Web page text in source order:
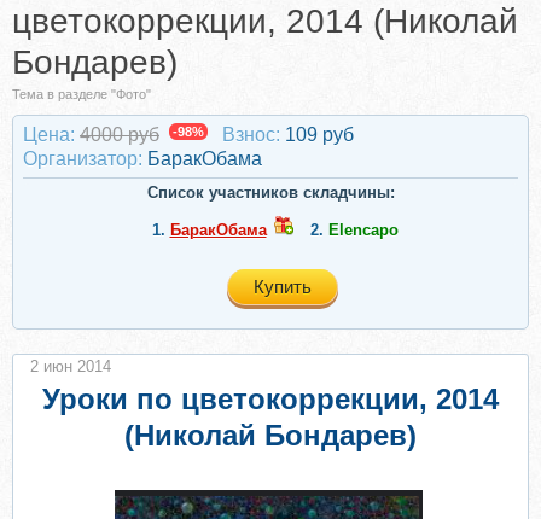
цветокоррекции, 2014 (Николай
Бондарев)
Тема в разделе "Фото"
Цена: 4000 руб -98% Взнос: 109 руб
Организатор: БаракОбама
Список участников складчины:
1. БаракОбама 2. Elencapo
Купить
Уроки по цветокоррекции, 2014
(Николай Бондарев)
2 июн 2014